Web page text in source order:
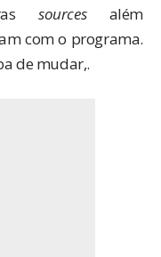
sourcesalém
com o programa.
de mudar,.